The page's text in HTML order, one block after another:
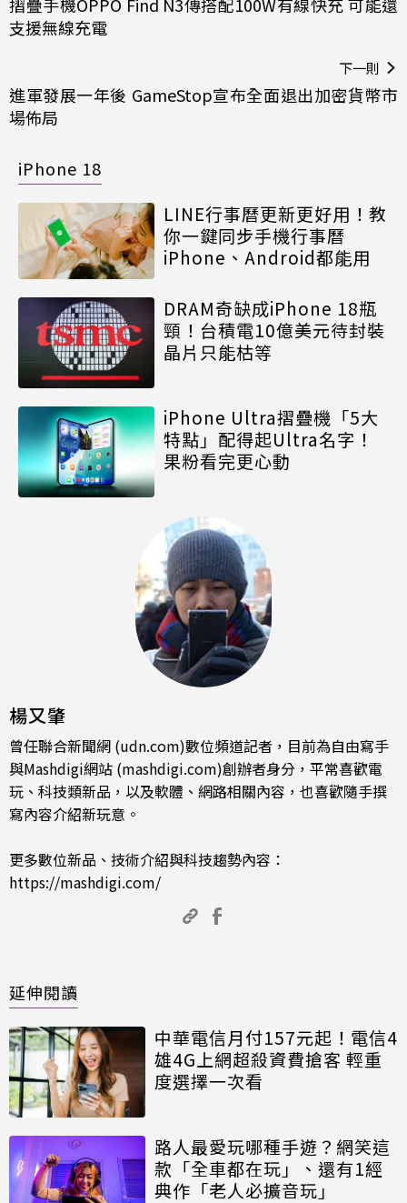
支援無線充電
下一則
進軍發展一年後 GameStop宣布全面退出加密貨幣市
場佈局
iPhone 18
LINE行事曆更新更好用！教
你一鍵同步手機行事曆
iPhone、Android都能用
DRAM奇缺成iPhone 18瓶
頸！台積電10億美元待封裝
晶片只能枯等
iPhone Ultra摺疊機「5大
特點」配得起Ultra名字！
果粉看完更心動
楊又肇
曾任聯合新聞網 (udn.com)數位頻道記者，目前為自由寫手
與Mashdigi網站 (mashdigi.com)創辦者身分，平常喜歡電
玩、科技類新品，以及軟體、網路相關內容，也喜歡隨手撰
寫內容介紹新玩意。
更多數位新品、技術介紹與科技趨勢內容：
https://mashdigi.com/
延伸閱讀
中華電信月付157元起！電信4
雄4G上網超殺資費搶客 輕重
度選擇一次看
路人最愛玩哪種手遊？網笑這
款「全車都在玩」、還有1經
典作「老人必擴音玩」